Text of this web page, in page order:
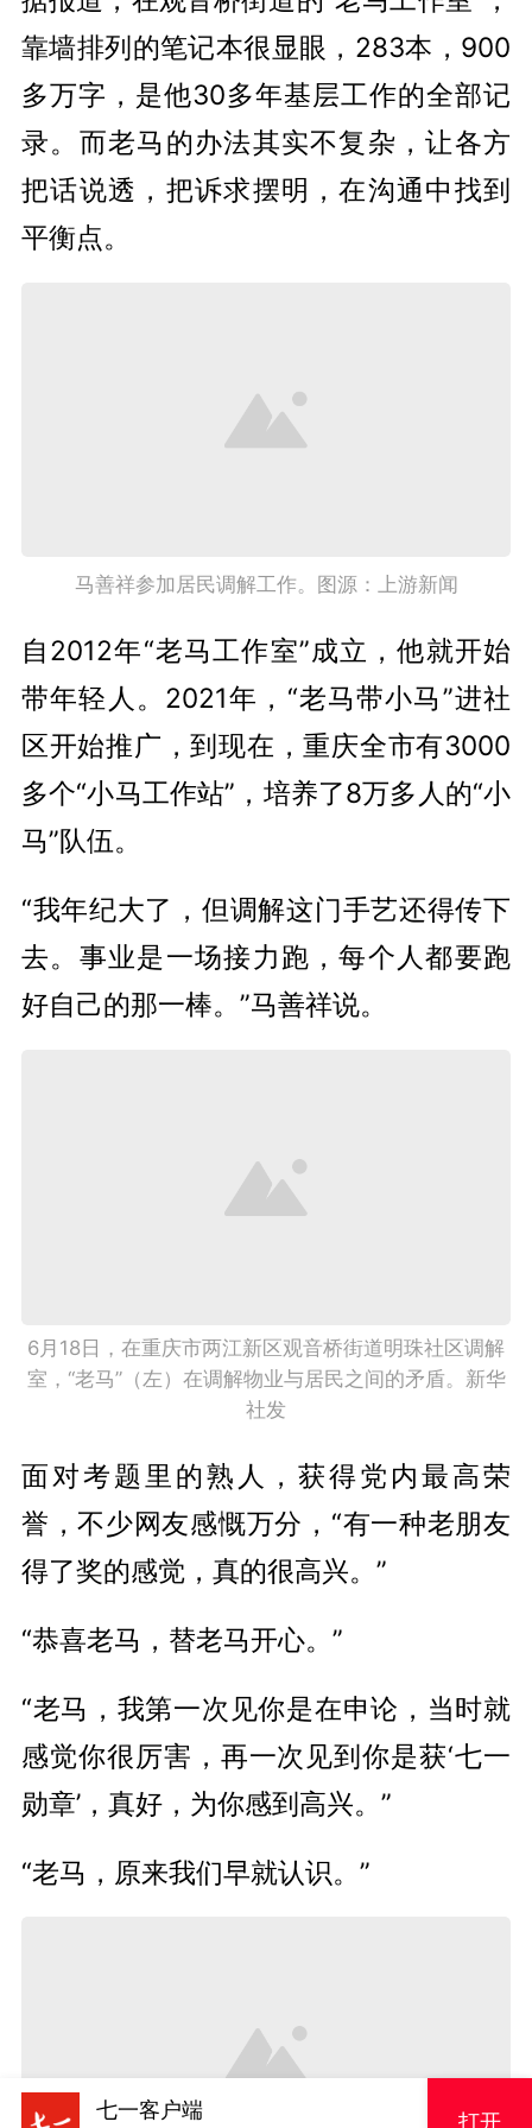
靠墙排列的笔记本很显眼，283本，900
多万字，是他30多年基层工作的全部记
录。而老马的办法其实不复杂，让各方
把话说透，把诉求摆明，在沟通中找到
平衡点。
马善祥参加居民调解工作。图源：上游新闻
自2012年“老马工作室”成立，他就开始
带年轻人。2021年，“老马带小马”进社
区开始推广，到现在，重庆全市有3000
多个“小马工作站”，培养了8万多人的“小
马”队伍。
“我年纪大了，但调解这门手艺还得传下
去。事业是一场接力跑，每个人都要跑
好自己的那一棒。”马善祥说。
6月18日，在重庆市两江新区观音桥街道明珠社区调解
室，“老马”（左）在调解物业与居民之间的矛盾。新华
社发
面对考题里的熟人，获得党内最高荣
誉，不少网友感慨万分，“有一种老朋友
得了奖的感觉，真的很高兴。”
“恭喜老马，替老马开心。”
“老马，我第一次见你是在申论，当时就
感觉你很厉害，再一次见到你是获‘七一
勋章’，真好，为你感到高兴。”
“老马，原来我们早就认识。”
七一客户端 打开